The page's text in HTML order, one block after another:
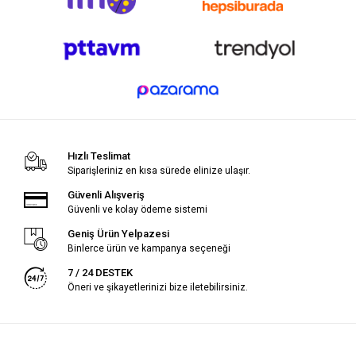
Hızlı Teslimat
Siparişleriniz en kısa sürede elinize ulaşır.
Güvenli Alışveriş
Güvenli ve kolay ödeme sistemi
Geniş Ürün Yelpazesi
Binlerce ürün ve kampanya seçeneği
7 / 24 DESTEK
Öneri ve şikayetlerinizi bize iletebilirsiniz.